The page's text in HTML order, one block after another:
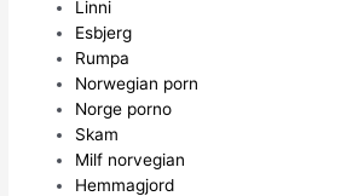
Linni
Esbjerg
Rumpa
Norwegian porn
Norge porno
Skam
Milf norvegian
Hemmagjord